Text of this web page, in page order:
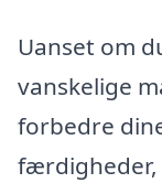
Uanset om
vanskelige
forbedre